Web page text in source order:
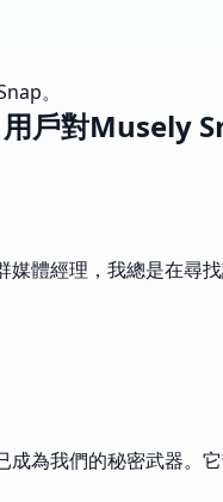
。
用戶對Musely
體經理，我總是在尋
為我們的秘密武器。